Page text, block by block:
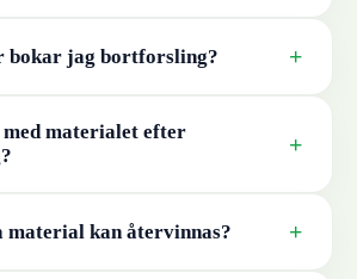
bokar jag bortforsling? +
med materialet efter
+
material kan återvinnas? +